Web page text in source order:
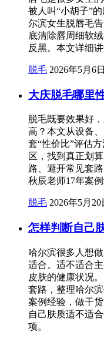
被人叫“小胡子”
尔滨女生脱唇毛
底清除唇周细软
反黑。本文详细
脱毛 2026年5月6日
大庆脱毛哪里
脱毛既要效果好
高？本文从设备
套“性价比”评估
区，找到真正划
路、避开常见套
秋辰老师17年案
脱毛 2026年5月20
怎样判断自己
哈尔滨很多人想
适合。适不适合
皮肤的健康状况
套路，整理哈尔
案例经验，做干
自己肤质适不适
项。